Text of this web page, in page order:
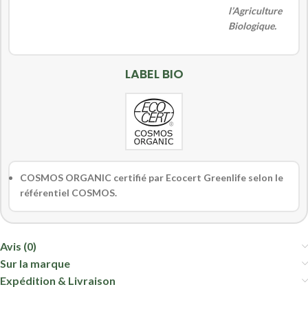
l’Agriculture
Biologique.
LABEL BIO
COSMOS ORGANIC certifié par Ecocert Greenlife selon le
référentiel COSMOS.
Avis (0)
Sur la marque
Expédition & Livraison